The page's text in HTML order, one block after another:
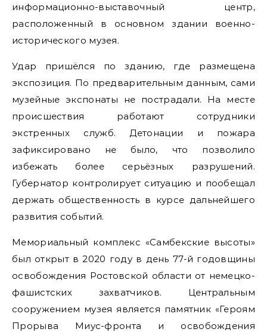
информационно-выставочный центр,
расположенный в основном здании военно-
исторического музея.
Удар пришёлся по зданию, где размещена
экспозиция. По предварительным данным, сами
музейные экспонаты не пострадали. На месте
происшествия работают сотрудники
экстренных служб. Детонации и пожара
зафиксировано не было, что позволило
избежать более серьёзных разрушений.
Губернатор контролирует ситуацию и пообещал
держать общественность в курсе дальнейшего
развития событий.
Мемориальный комплекс «Самбекские высоты»
был открыт в 2020 году в день 77-й годовщины
освобождения Ростовской области от немецко-
фашистских захватчиков. Центральным
сооружением музея является памятник «Героям
Прорыва Миус-фронта и освобождения